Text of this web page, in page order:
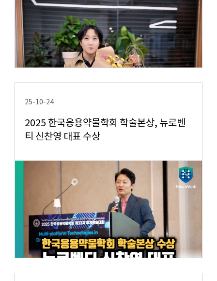
25-10-24
2025 한국응용약물학회 학술본상, 뉴로벤
티 신찬영 대표 수상